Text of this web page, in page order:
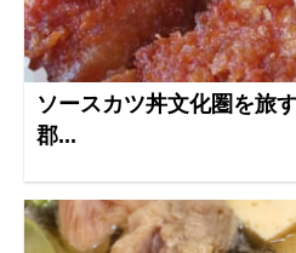
ソースカツ丼文化圏を旅
郡...